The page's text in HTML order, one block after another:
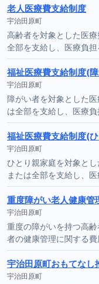
老人医療費支給制度
宇治田原町
高齢者を対象とした医
全部を支給し、医療負担
福祉医療費支給制度(
宇治田原町
障がい者を対象とした
は全部を支給し、医療負
福祉医療費支給制度(
宇治田原町
ひとり親家庭を対象と
または全部を支給し、
重度障がい老人健康管
宇治田原町
重度の障がいを持つ高
者の健康管理に関する費
宇治田原町おもてなし
宇治田原町